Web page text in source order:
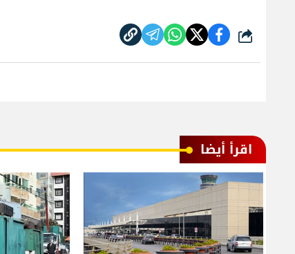
شارك
اقرأ أيضا